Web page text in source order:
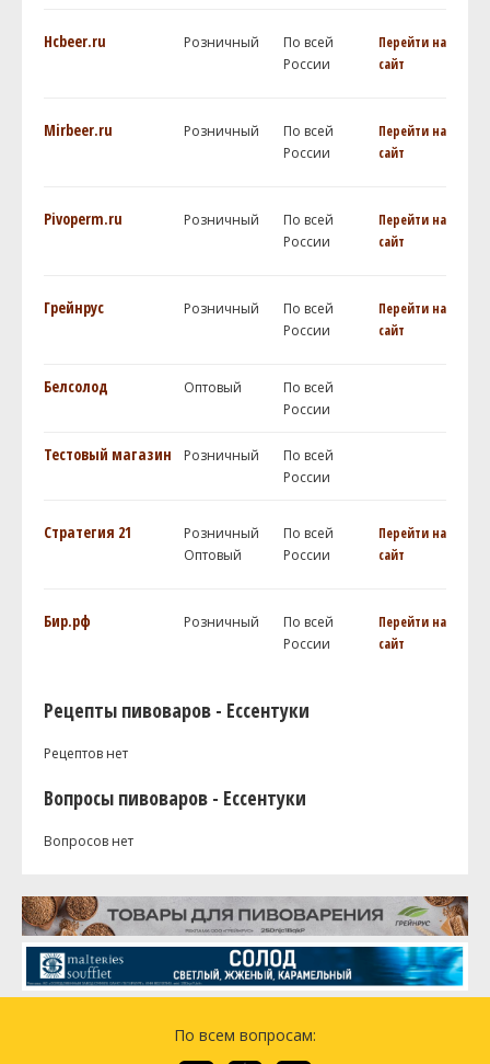
Hcbeer.ru Розничный
По всей
России
Перейти на
сайт
Mirbeer.ru Розничный
По всей
России
Перейти на
сайт
Pivoperm.ru Розничный
По всей
России
Перейти на
сайт
Грейнрус Розничный
По всей
России
Перейти на
сайт
Белсолод Оптовый
По всей
России
Тестовый магазин Розничный
По всей
России
Стратегия 21
Розничный
Оптовый
По всей
России
Перейти на
сайт
Бир.рф Розничный
По всей
России
Перейти на
сайт
Рецепты пивоваров - Ессентуки
Рецептов нет
Вопросы пивоваров - Ессентуки
Вопросов нет
По всем вопросам: